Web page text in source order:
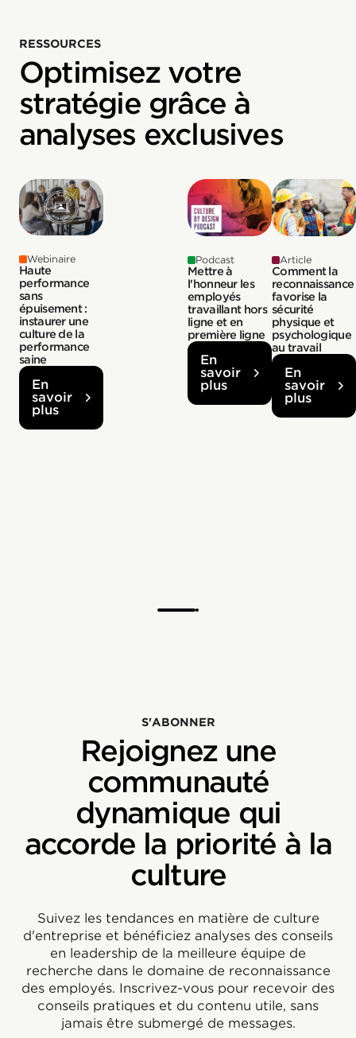
RESSOURCES
Optimisez votre
stratégie grâce à
analyses exclusives
Webinaire
Haute
performance
sans
épuisement :
instaurer une
culture de la
performance
saine
En
savoir
plus
Podcast
Mettre à
l'honneur les
employés
travaillant hors
ligne et en
première ligne
En
savoir
plus
Article
Comment la
reconnaissance
favorise la
sécurité
physique et
psychologique
au travail
En
savoir
plus
S'ABONNER
Rejoignez une
communauté
dynamique qui
accorde la priorité à la
culture
Suivez les tendances en matière de culture
d'entreprise et bénéficiez analyses des conseils
en leadership de la meilleure équipe de
recherche dans le domaine de reconnaissance
des employés. Inscrivez-vous pour recevoir des
conseils pratiques et du contenu utile, sans
jamais être submergé de messages.